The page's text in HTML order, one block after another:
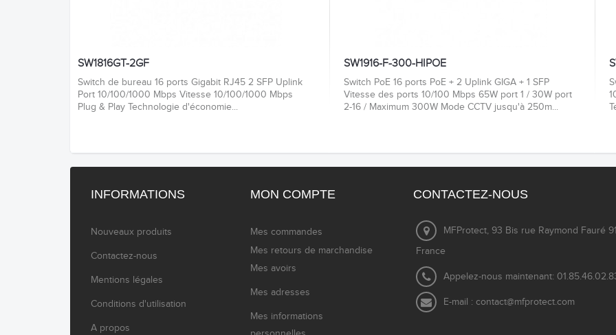
SW1816GT-2GF
Switch de bureau 16 ports Gigabit RJ45 2 SFP Uplink
Port 10/100/1000 Mbps Vitesse 10/100/1000 Mbps
Plug & Play Technologie d'économie...
SW1916-F-300-HIPOE
Switch PoE 16 ports PoE + 2 Uplink GIGA + 1 SFP
Vitesse des ports 10/100 Mbps 65W port 1 / 30W port
2-16 / Maximum 300W Mode CCTV jusqu'à 250m...
INFORMATIONS
Nouveaux produits
Contactez-nous
Mentions légales
Conditions d'utilisation
A propos
MON COMPTE
Mes commandes
Mes retours de marchandise
Mes avoirs
Mes adresses
Mes informations
CONTACTEZ-NOUS
MFProtect, 93 Bis rue Raymond Fauré
France
Appelez-nous maintenant:
E-mail : contact@mfprotect.com